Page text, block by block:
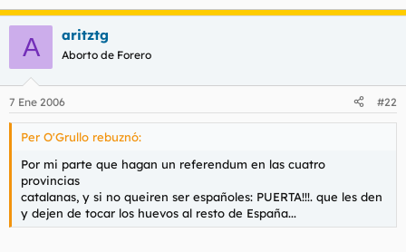
A aritztg
Aborto de Forero
7 Ene 2006 #22
Per O'Grullo rebuznó:
Por mi parte que hagan un referendum en las cuatro
provincias
catalanas, y si no queiren ser españoles: PUERTA!!!. que les den
y dejen de tocar los huevos al resto de España...